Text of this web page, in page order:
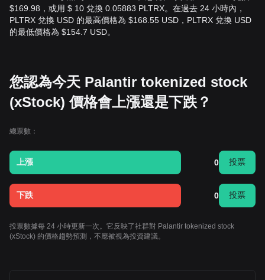
$169.98，或用 $ 10 兌換 0.05883 PLTRX。在過去 24 小時內，
PLTRX 兌換 USD 的最高價格為 $168.55 USD，PLTRX 兌換 USD
的最低價格為 $154.7 USD。
您認為今天 Palantir tokenized stock
(xStock) 價格會上漲還是下跌？
總票數：
上漲 0 投票
下跌 0 投票
投票數據每 24 小時更新一次。它反映了社群對 Palantir tokenized stock
(xStock) 的價格趨勢預測，不應被視為投資建議。